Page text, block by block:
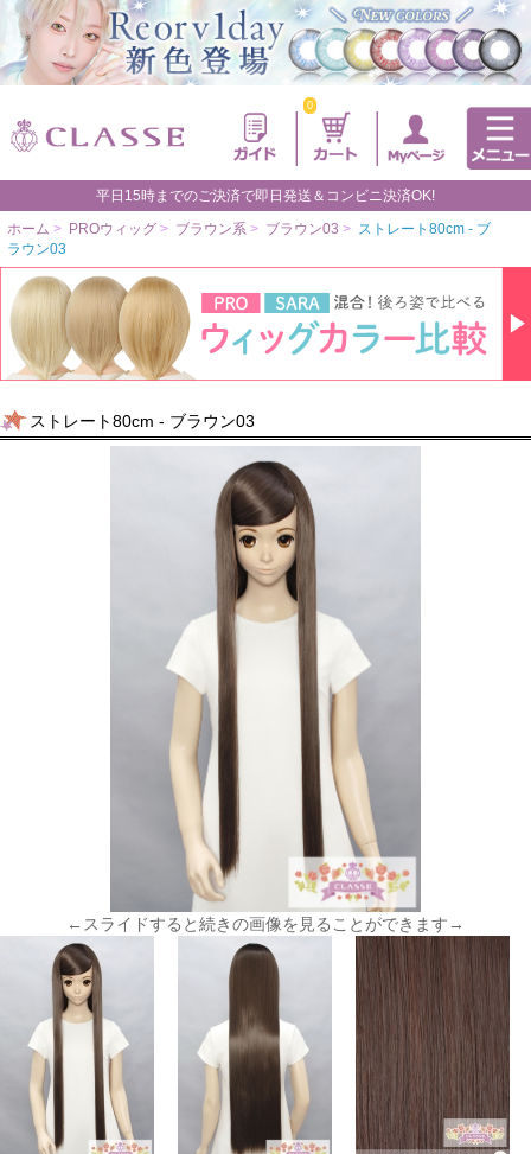
0
平日15時までのご決済で即日発送＆コンビニ決済OK!
ホーム > PROウィッグ > ブラウン系 > ブラウン03 > ストレート80cm - ブ
ラウン03
ストレート80cm - ブラウン03
←スライドすると続きの画像を見ることができます→